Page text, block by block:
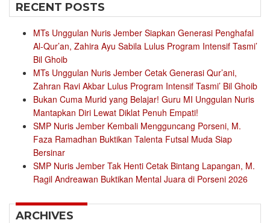
RECENT POSTS
MTs Unggulan Nuris Jember Siapkan Generasi Penghafal
Al-Qur’an, Zahira Ayu Sabila Lulus Program Intensif Tasmi’
Bil Ghoib
MTs Unggulan Nuris Jember Cetak Generasi Qur’ani,
Zahran Ravi Akbar Lulus Program Intensif Tasmi’ Bil Ghoib
Bukan Cuma Murid yang Belajar! Guru MI Unggulan Nuris
Mantapkan Diri Lewat Diklat Penuh Empati!
SMP Nuris Jember Kembali Mengguncang Porseni, M.
Faza Ramadhan Buktikan Talenta Futsal Muda Siap
Bersinar
SMP Nuris Jember Tak Henti Cetak Bintang Lapangan, M.
Ragil Andreawan Buktikan Mental Juara di Porseni 2026
ARCHIVES